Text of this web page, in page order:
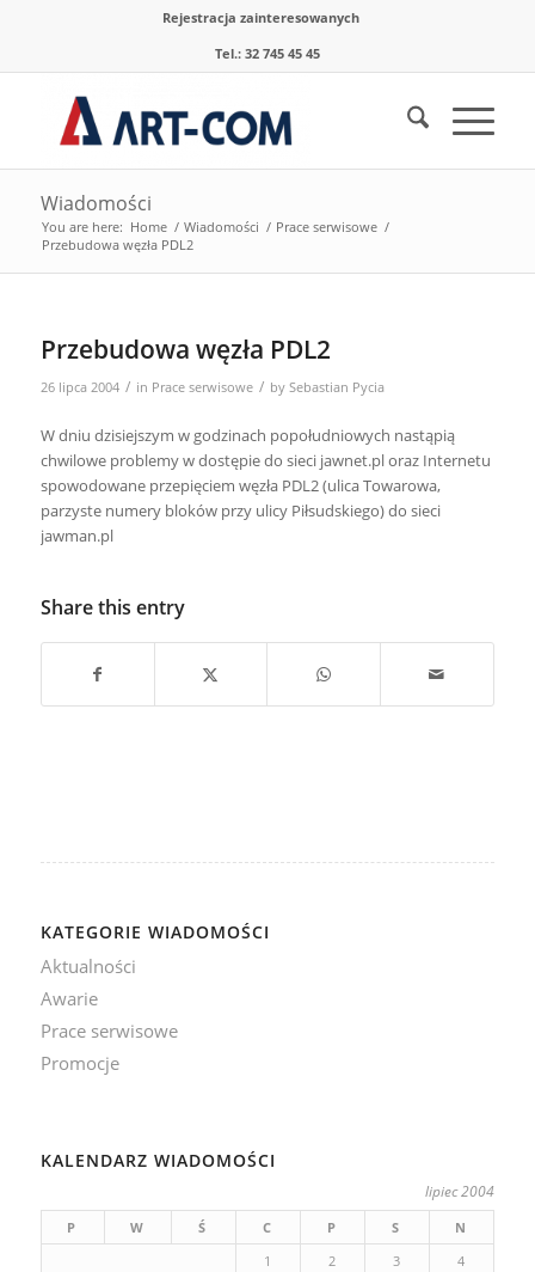
Rejestracja zainteresowanych
Tel.: 32 745 45 45
Wiadomości
You are here: Home / Wiadomości / Prace serwisowe /
Przebudowa węzła PDL2
Przebudowa węzła PDL2
26 lipca 2004 / in Prace serwisowe / by Sebastian Pycia
W dniu dzisiejszym w godzinach popołudniowych nastąpią
chwilowe problemy w dostępie do sieci jawnet.pl oraz Internetu
spowodowane przepięciem węzła PDL2 (ulica Towarowa,
parzyste numery bloków przy ulicy Piłsudskiego) do sieci
jawman.pl
Share this entry
KATEGORIE WIADOMOŚCI
Aktualności
Awarie
Prace serwisowe
Promocje
KALENDARZ WIADOMOŚCI
lipiec 2004
P W Ś C P S
N
1
2 3
4